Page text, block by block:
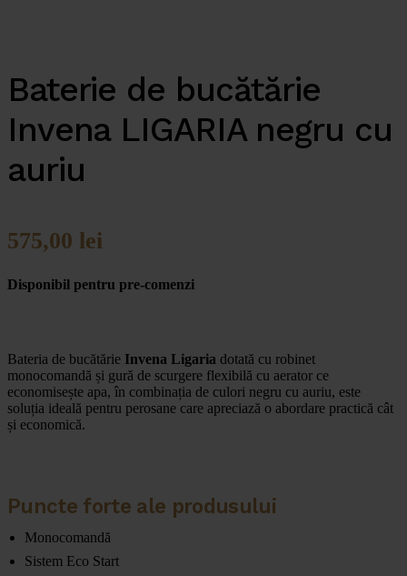
Baterie de bucătărie
Invena LIGARIA negru cu
auriu
575,00 lei
Disponibil pentru pre-comenzi
Bateria de bucătărie Invena Ligaria dotată cu robinet
monocomandă și gură de scurgere flexibilă cu aerator ce
economisește apa, în combinația de culori negru cu auriu, este
soluția ideală pentru perosane care apreciază o abordare practică cât
și economică.
Puncte forte ale produsului
Monocomandă
Sistem Eco Start